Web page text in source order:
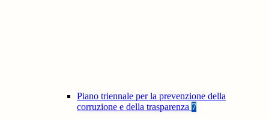
Piano triennale per la prevenzione della
corruzione e della trasparenza 7